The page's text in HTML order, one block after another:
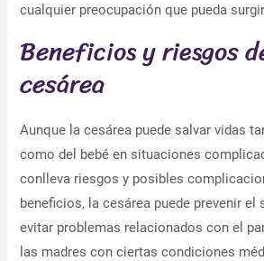
cualquier preocupación que pueda
Beneficios y riesgos
cesárea
Aunque la cesárea puede salvar vidas
como del bebé en situaciones
conlleva riesgos y posibles
beneficios, la cesárea puede prevenir
evitar problemas relacionados con el
las madres con ciertas condiciones